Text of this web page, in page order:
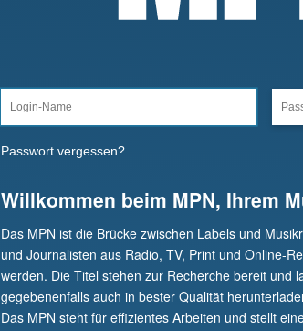
Passwort vergessen?
Willkommen beim MPN, Ihrem
Das MPN ist die Brücke zwischen Labels und
und Journalisten aus Radio, TV, Print und Online-
werden. Die Titel stehen zur Recherche bereit und
gegebenenfalls auch in bester Qualität
Das MPN steht für effizientes Arbeiten und stellt